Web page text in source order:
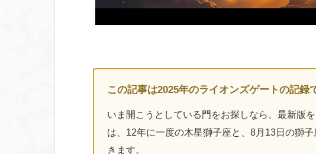
この記事は2025年のライオンズゲートの記録
いま開こうとしている門をお探しなら、最新版
は、12年に一度の木星獅子座と、8月13日の獅
きます。